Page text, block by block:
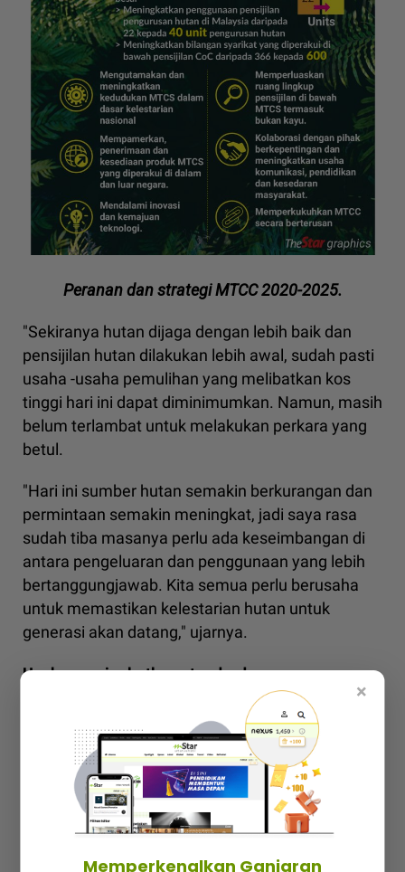
Peranan dan strategi MTCC 2020-2025.
"Sekiranya hutan dijaga dengan lebih baik dan
pensijilan hutan dilakukan lebih awal, sudah pasti
usaha -usaha pemulihan yang melibatkan kos
tinggi hari ini dapat diminimumkan. Namun, masih
belum terlambat untuk melakukan perkara yang
betul.
"Hari ini sumber hutan semakin berkurangan dan
permintaan semakin meningkat, jadi saya rasa
sudah tiba masanya perlu ada keseimbangan di
antara pengeluaran dan penggunaan yang lebih
bertanggungjawab. Kita semua perlu berusaha
untuk memastikan kelestarian hutan untuk
generasi akan datang," ujarnya.
Usaha meningkatkan standard
Selain memastikan pelaksanaan SFM melalui
pensijilan pengurusan hutan, MTCS juga
merangkumi pensijilan rantaian jagaan (CoC).
Pensijilan CoC bertindak mengesan produk
berasaskan hutan dari sumber yang mampan
×
Memperkenalkan Ganjaran